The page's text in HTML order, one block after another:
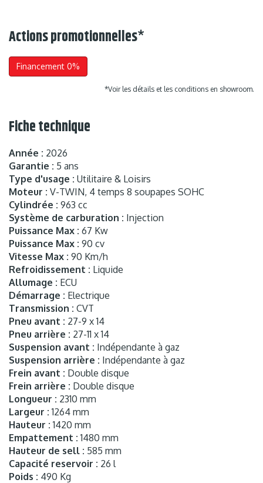
Actions promotionnelles*
Financement 0%
*Voir les détails et les conditions en showroom.
Fiche technique
Année : 2026
Garantie : 5 ans
Type d'usage : Utilitaire & Loisirs
Moteur : V-TWIN, 4 temps 8 soupapes SOHC
Cylindrée : 963 cc
Système de carburation : Injection
Puissance Max : 67 Kw
Puissance Max : 90 cv
Vitesse Max : 90 Km/h
Refroidissement : Liquide
Allumage : ECU
Démarrage : Electrique
Transmission : CVT
Pneu avant : 27-9 x 14
Pneu arrière : 27-11 x 14
Suspension avant : Indépendante à gaz
Suspension arrière : Indépendante à gaz
Frein avant : Double disque
Frein arrière : Double disque
Longueur : 2310 mm
Largeur : 1264 mm
Hauteur : 1420 mm
Empattement : 1480 mm
Hauteur de sell : 585 mm
Capacité reservoir : 26 l
Poids : 490 Kg